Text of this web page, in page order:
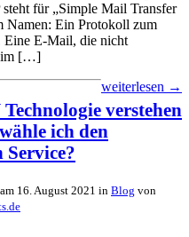
für „Simple Mail Transfer
Namen: Ein Protokoll zum
Eine E-Mail, die nicht
[…]
weiterlesen →
verstehen
ich den
16. August 2021 in Blog von